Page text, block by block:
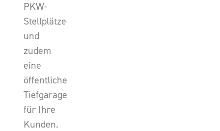
PKW-
Stellplätze
und
zudem
eine
öffentliche
Tiefgarage
für Ihre
Kunden.